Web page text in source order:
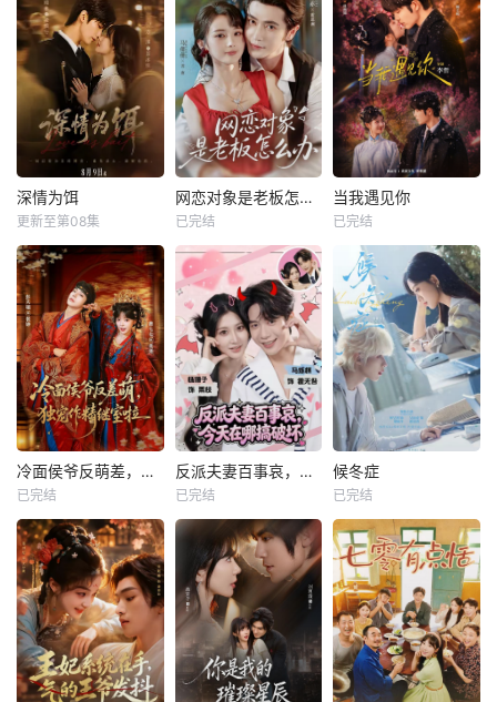
深情为饵
更新至第08集
网恋对象是老板怎么办
已完结
当我遇见你
已完结
冷面侯爷反萌差，独宠作精继室啦
已完结
反派夫妻百事哀，今天在哪搞破坏
已完结
候冬症
已完结